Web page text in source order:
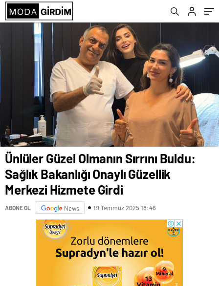
Girdi
Ünlüler Güzel Olmanın Sırrını Buldu:
Sağlık Bakanlığı Onaylı Güzellik
Merkezi Hizmete Girdi
ABONE OL News 19 Temmuz 2025 18:46